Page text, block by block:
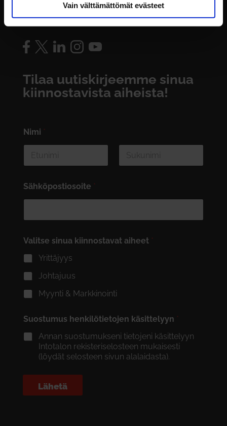
Vain välttämättömät evästeet
Seuraa meitä somessa:
Tilaa uutiskirjeemme sinua
kiinnostavista aiheista!
Nimi *
Sähköpostiosoite *
Valitse sinua kiinnostavat aiheet *
Yrittäjyys
Johtajuus
Myynti & Markkinointi
Suostumus henkilötietojen käsittelyyn *
Annan suostumukseni tietojeni käsittelyyn
Intotalon rekisteriselosteen mukaisesti
(löydät selosteen sivun alalaidasta).
Lähetä